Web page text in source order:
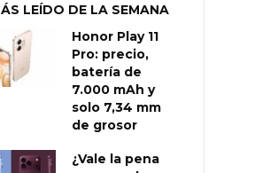
LEÍDO DE LA SEMANA
Honor Play 11
Pro: precio,
batería de
7.000 mAh y
solo 7,34 mm
de grosor
¿Vale la pena